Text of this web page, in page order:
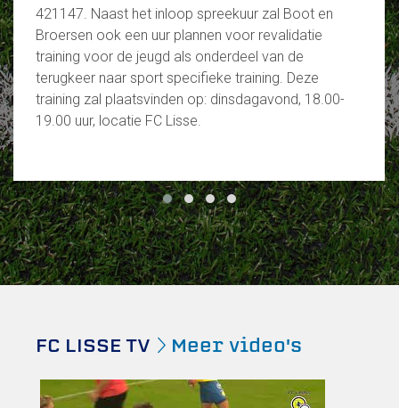
421147. Naast het inloop spreekuur zal Boot en
Broersen ook een uur plannen voor revalidatie
training voor de jeugd als onderdeel van de
terugkeer naar sport specifieke training. Deze
training zal plaatsvinden op: dinsdagavond, 18.00-
19.00 uur, locatie FC Lisse.
FC LISSE TV Meer video's